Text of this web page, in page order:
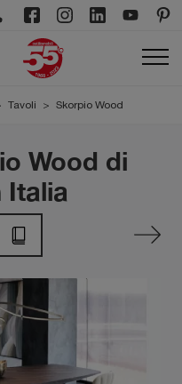
Tavoli > Skorpio Wood
Wood di
Italia